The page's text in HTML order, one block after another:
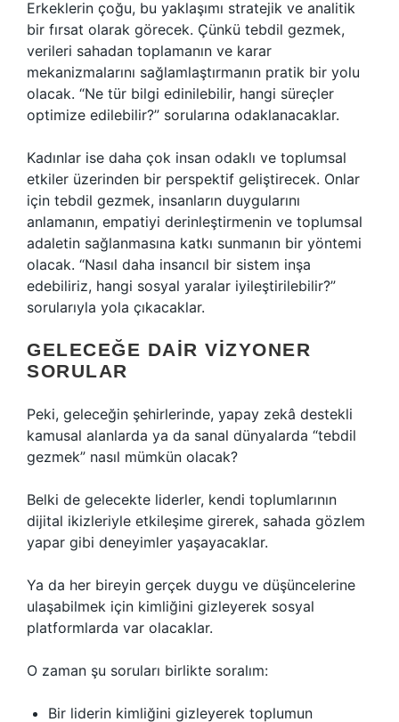
Erkeklerin çoğu, bu yaklaşımı stratejik ve analitik
bir fırsat olarak görecek. Çünkü tebdil gezmek,
verileri sahadan toplamanın ve karar
mekanizmalarını sağlamlaştırmanın pratik bir yolu
olacak. “Ne tür bilgi edinilebilir, hangi süreçler
optimize edilebilir?” sorularına odaklanacaklar.
Kadınlar ise daha çok insan odaklı ve toplumsal
etkiler üzerinden bir perspektif geliştirecek. Onlar
için tebdil gezmek, insanların duygularını
anlamanın, empatiyi derinleştirmenin ve toplumsal
adaletin sağlanmasına katkı sunmanın bir yöntemi
olacak. “Nasıl daha insancıl bir sistem inşa
edebiliriz, hangi sosyal yaralar iyileştirilebilir?”
sorularıyla yola çıkacaklar.
GELECEĞE DAIR VIZYONER
SORULAR
Peki, geleceğin şehirlerinde, yapay zekâ destekli
kamusal alanlarda ya da sanal dünyalarda “tebdil
gezmek” nasıl mümkün olacak?
Belki de gelecekte liderler, kendi toplumlarının
dijital ikizleriyle etkileşime girerek, sahada gözlem
yapar gibi deneyimler yaşayacaklar.
Ya da her bireyin gerçek duygu ve düşüncelerine
ulaşabilmek için kimliğini gizleyerek sosyal
platformlarda var olacaklar.
O zaman şu soruları birlikte soralım:
Bir liderin kimliğini gizleyerek toplumun